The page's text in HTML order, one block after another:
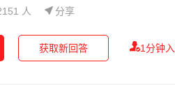
人 分享
1分钟
获取新回答